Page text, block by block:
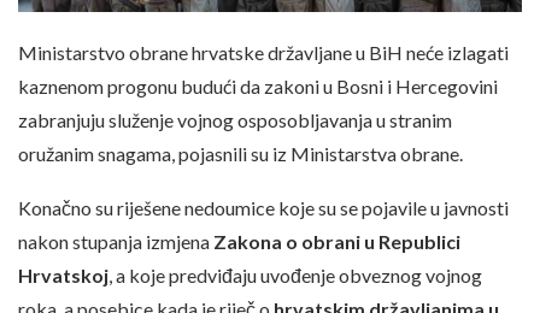
Ministarstvo obrane hrvatske državljane u BiH neće izlagati
kaznenom progonu budući da zakoni u Bosni i Hercegovini
zabranjuju služenje vojnog osposobljavanja u stranim
oružanim snagama, pojasnili su iz Ministarstva obrane.
Konačno su riješene nedoumice koje su se pojavile u javnosti
nakon stupanja izmjena Zakona o obrani u Republici
Hrvatskoj, a koje predviđaju uvođenje obveznog vojnog